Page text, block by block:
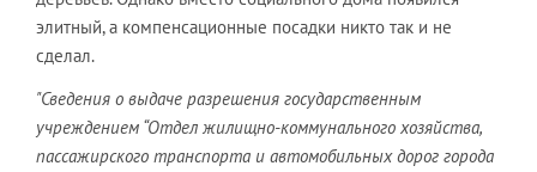
элитный, а компенсационные посадки никто так и не
сделал.
"Сведения о выдаче разрешения государственным
учреждением “Отдел жилищно-коммунального хозяйства,
пассажирского транспорта и автомобильных дорог города